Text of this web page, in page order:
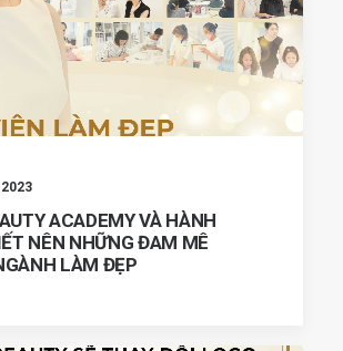
ACADEMY VÀ HÀNH
NÊN NHỮNG ĐAM MÊ
LÀM ĐẸP